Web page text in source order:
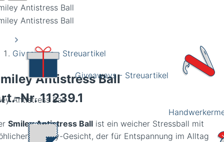
Giveaways - Streuartikel
Antistress Ball
Giveaways - Streuartikel
Antistress Ball
Nr.11239.1
Smiley Antistress Ball ist ein weicher Stressball mit
Smiley-Gesicht, der für Entspannung im Alltag